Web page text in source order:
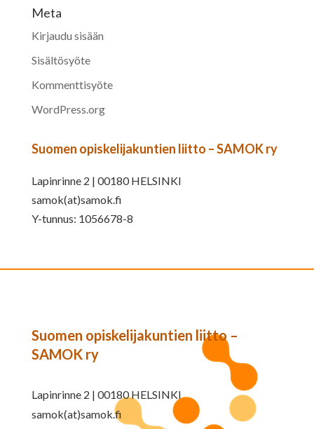
Meta
Kirjaudu sisään
Sisältösyöte
Kommenttisyöte
WordPress.org
Suomen opiskelijakuntien liitto – SAMOK ry
Lapinrinne 2 | 00180 HELSINKI
samok(at)samok.fi
Y-tunnus: 1056678-8
Suomen opiskelijakuntien liitto –
SAMOK ry
Lapinrinne 2 | 00180 HELSINKI
samok(at)samok.fi